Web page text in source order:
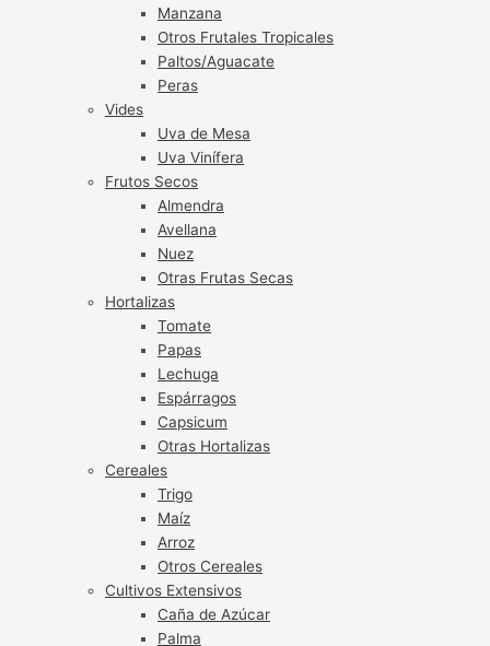
Manzana
Otros Frutales Tropicales
Paltos/Aguacate
Peras
Vides
Uva de Mesa
Uva Vinífera
Frutos Secos
Almendra
Avellana
Nuez
Otras Frutas Secas
Hortalizas
Tomate
Papas
Lechuga
Espárragos
Capsicum
Otras Hortalizas
Cereales
Trigo
Maíz
Arroz
Otros Cereales
Cultivos Extensivos
Caña de Azúcar
Palma